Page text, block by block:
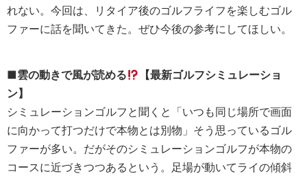
れない。今回は、リタイア後のゴルフライフを楽しむゴル
ファーに話を聞いてきた。ぜひ今後の参考にしてほしい。
■雲の動きで風が読める
【最新ゴルフシミュレーショ
ン】
シミュレーションゴルフと聞くと「いつも同じ場所で画面
に向かって打つだけで本物とは別物」そう思っているゴル
ファーが多い。だがそのシミュレーションゴルフが本物の
コースに近づきつつあるという。足場が動いてライの傾斜